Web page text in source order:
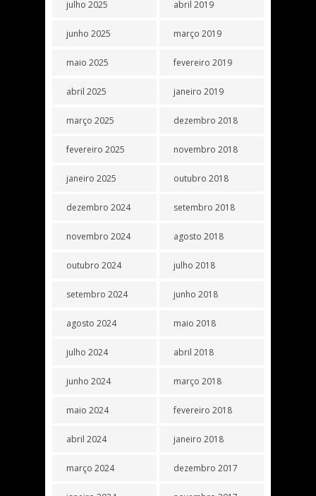
julho 2025
junho 2025
maio 2025
abril 2025
março 2025
fevereiro 2025
janeiro 2025
dezembro 2024
novembro 2024
outubro 2024
setembro 2024
agosto 2024
julho 2024
junho 2024
maio 2024
abril 2024
março 2024
abril 2019
março 2019
fevereiro 2019
janeiro 2019
dezembro 2018
novembro 2018
outubro 2018
setembro 2018
agosto 2018
julho 2018
junho 2018
maio 2018
abril 2018
março 2018
fevereiro 2018
janeiro 2018
dezembro 2017